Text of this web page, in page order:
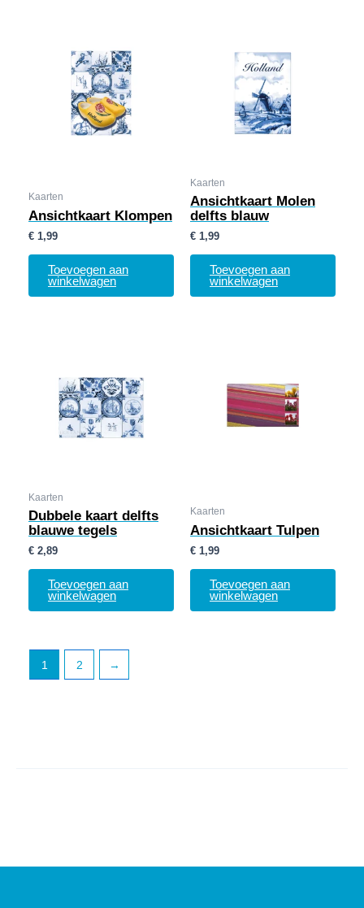
Kaarten
Ansichtkaart Klompen
€ 1,99
Toevoegen aan
winkelwagen
Kaarten
Ansichtkaart Molen
delfts blauw
€ 1,99
Toevoegen aan
winkelwagen
Kaarten
Dubbele kaart delfts
blauwe tegels
€ 2,89
Toevoegen aan
winkelwagen
Kaarten
Ansichtkaart Tulpen
€ 1,99
Toevoegen aan
winkelwagen
1 2 →